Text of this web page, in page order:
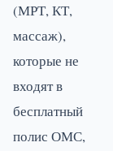
(МРТ, КТ,
массаж),
которые не
входят в
бесплатный
полис ОМС,